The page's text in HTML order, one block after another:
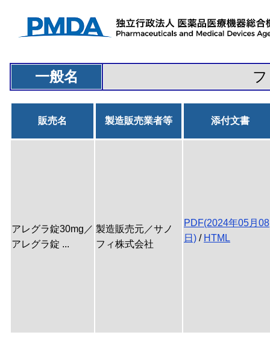
一般名
販売名 製造販売業者等 添付文書
アレグラ錠30mg／
アレグラ錠 ...
製造販売元／サノ
フィ株式会社
PDF(2024年05月08
日) / HTML